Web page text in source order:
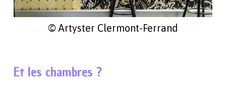
© Artyster Clermont-Ferrand
Et les chambres ?